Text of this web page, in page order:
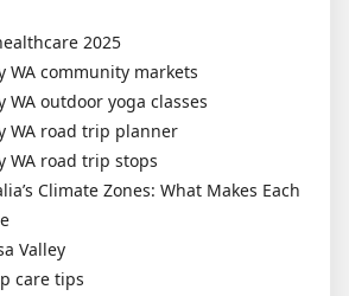
2025
WA community markets
WA outdoor yoga classes
WA road trip planner
WA road trip stops
Climate Zones: What Makes Each
Valley
care tips